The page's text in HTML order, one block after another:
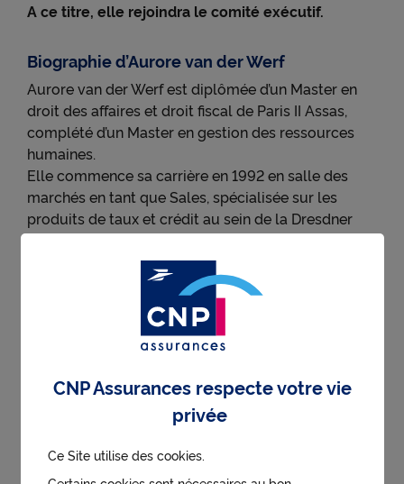
A ce titre, elle rejoindra le comité exécutif.
Biographie d’Aurore van der Werf
Aurore van der Werf est diplômée d’un Master en
droit des affaires et droit fiscal de Paris II Assas,
complété d’un Master en gestion des ressources
humaines.
Elle commence sa carrière en 1992 en salle des
marchés en tant que Sales, spécialisée sur les
produits de taux et crédit au sein de la Dresdner
Bank à Paris.
En 1999, elle rejoint Natixis en qualité de
responsable des ressources humaines sur un
périmètre d’activités Front-Office, puis de Business
Manager au sein du département dédié aux
produits structurés.
Frères au sein du département des affaires
humaines et membre du comité exécutif du
Groupe ODDO BHF.
CNP Assurances respecte votre vie
privée
Ce Site utilise des cookies.